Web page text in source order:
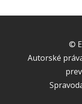
©
Autorské